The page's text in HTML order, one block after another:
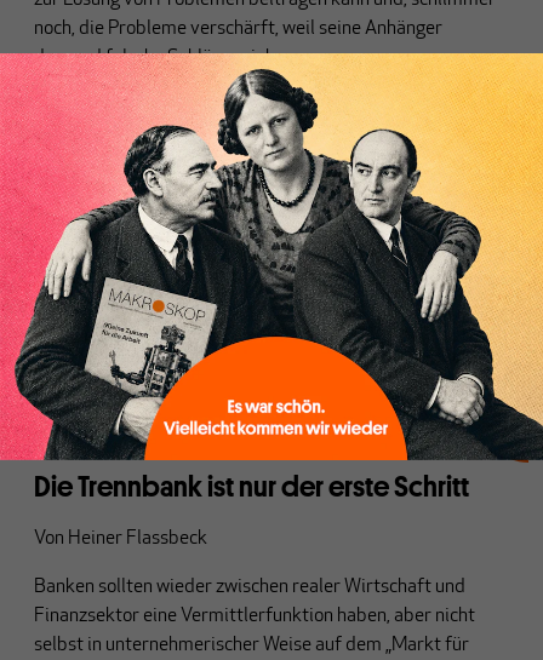
noch, die Probleme verschärft, weil seine Anhänger
dauernd falsche Schlüsse ziehen.
FINANZSYSTEM
Die Trennbank ist nur der erste Schritt
Von Heiner Flassbeck
Banken sollten wieder zwischen realer Wirtschaft und
Finanzsektor eine Vermittlerfunktion haben, aber nicht
selbst in unternehmerischer Weise auf dem „Markt für